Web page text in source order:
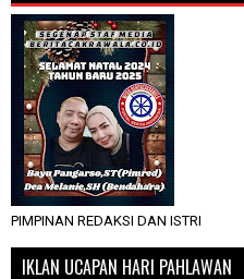
PIMPINAN REDAKSI DAN ISTRI
IKLAN UCAPAN HARI PAHLAWAN